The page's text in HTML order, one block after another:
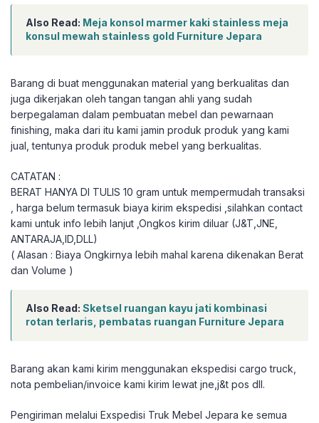
Also Read: Meja konsol marmer kaki stainless meja
konsul mewah stainless gold Furniture Jepara
Barang di buat menggunakan material yang berkualitas dan
juga dikerjakan oleh tangan tangan ahli yang sudah
berpegalaman dalam pembuatan mebel dan pewarnaan
finishing, maka dari itu kami jamin produk produk yang kami
jual, tentunya produk produk mebel yang berkualitas.
CATATAN :
BERAT HANYA DI TULIS 10 gram untuk mempermudah transaksi
, harga belum termasuk biaya kirim ekspedisi ,silahkan contact
kami untuk info lebih lanjut ,Ongkos kirim diluar (J&T,JNE,
ANTARAJA,ID,DLL)
( Alasan : Biaya Ongkirnya lebih mahal karena dikenakan Berat
dan Volume )
Also Read: Sketsel ruangan kayu jati kombinasi
rotan terlaris, pembatas ruangan Furniture Jepara
Barang akan kami kirim menggunakan ekspedisi cargo truck,
nota pembelian/invoice kami kirim lewat jne,j&t pos dll.
Pengiriman melalui Exspedisi Truk Mebel Jepara ke semua